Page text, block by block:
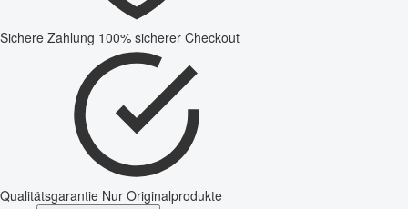
Sichere Zahlung 100% sicherer Checkout
Qualitätsgarantie Nur Originalprodukte